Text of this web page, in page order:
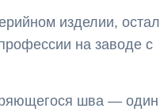
изделии,
на заводе с
шва — один